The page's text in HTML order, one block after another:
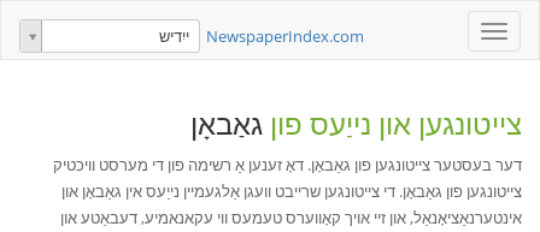
Toggle
navigation
NewspaperIndex.com ייִדיש
צייטונגען און נייַעס פון גאַבאָן
דער בעסטער צייטונגען פון גאַבאָן. דאָ זענען אַ רשימה פון די מערסט וויכטיק
צייטונגען פון גאַבאָן. די צייטונגען שרייבט וועגן אַלגעמיין נייַעס אין גאַבאָן און
אינטערנאַציאָנאַל, און זיי אויך קאָווערס טעמעס ווי עקאנאמיע, דעבאַטע און